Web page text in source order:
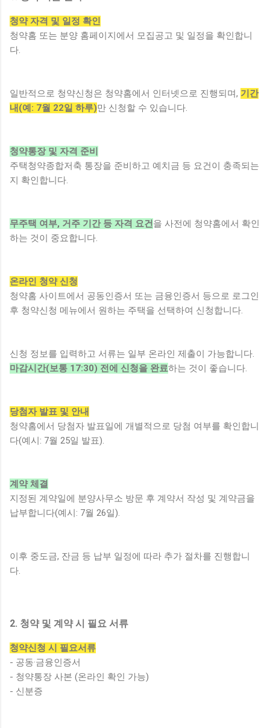
청약 자격 및 일정 확인
청약홈 또는 분양 홈페이지에서 모집공고 및 일정을 확인합니
다.
일반적으로 청약신청은 청약홈에서 인터넷으로 진행되며, 기간
내(예: 7월 22일 하루)만 신청할 수 있습니다.
청약통장 및 자격 준비
주택청약종합저축 통장을 준비하고 예치금 등 요건이 충족되는
지 확인합니다.
무주택 여부, 거주 기간 등 자격 요건을 사전에 청약홈에서 확인
하는 것이 중요합니다.
온라인 청약 신청
청약홈 사이트에서 공동인증서 또는 금융인증서 등으로 로그인
후 청약신청 메뉴에서 원하는 주택을 선택하여 신청합니다.
신청 정보를 입력하고 서류는 일부 온라인 제출이 가능합니다.
마감시간(보통 17:30) 전에 신청을 완료하는 것이 좋습니다.
당첨자 발표 및 안내
청약홈에서 당첨자 발표일에 개별적으로 당첨 여부를 확인합니
다(예시: 7월 25일 발표).
계약 체결
지정된 계약일에 분양사무소 방문 후 계약서 작성 및 계약금을
납부합니다(예시: 7월 26일).
이후 중도금, 잔금 등 납부 일정에 따라 추가 절차를 진행합니
다.
2. 청약 및 계약 시 필요 서류
청약신청 시 필요서류
- 공동·금융인증서
- 청약통장 사본 (온라인 확인 가능)
- 신분증